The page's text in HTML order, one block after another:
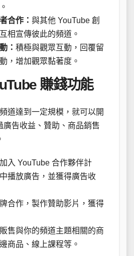
合作： 與其他 YouTube 創
相宣傳彼此的頻道。
： 積極與觀眾互動，回覆留
，增加觀眾黏著度。
賺錢功能
道達到一定規模，就可以開
廣告收益、贊助、商品銷售
加入 YouTube 合作夥伴計
播放廣告，並獲得廣告收
合作，製作贊助影片，獲得
販售與你的頻道主題相關的商
商品、線上課程等。